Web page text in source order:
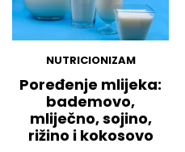
NUTRICIONIZAM
Poređenje mlijeka:
bademovo,
mliječno, sojino,
rižino i kokosovo